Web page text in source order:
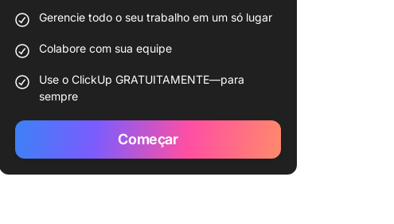
Gerencie todo o seu trabalho em um só lugar
Colabore com sua equipe
Use o ClickUp GRATUITAMENTE—para
sempre
Começar